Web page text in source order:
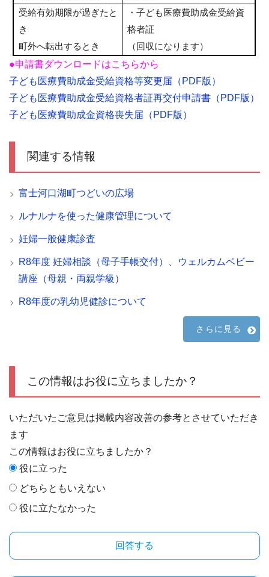
受給有効期限が過ぎたと
き
町外へ転出するとき
・子ども医療費助成金受給資
格者証
（回収になります）
●申請書ダウンロードはこちらから
子ども医療費助成金受給資格等変更届（PDF版）
子ども医療費助成金受給資格者証再交付申請書（PDF版）
子ども医療費助成金資格喪失届（PDF版）
関連する情報
富士河口湖町つどいの広場
ルナルナを使った健康管理について
妊婦一般健康診査
R8年度 妊婦相談（母子手帳交付）、ウェルカムベビー
講座（母親・両親学級）
R8年度の乳幼児健診について
さらに見る
この情報はお役に立ちましたか？
いただいたご意見は掲載内容改善の参考とさせていただき
ます
この情報はお役に立ちましたか？
役に立った
どちらともいえない
役に立たなかった